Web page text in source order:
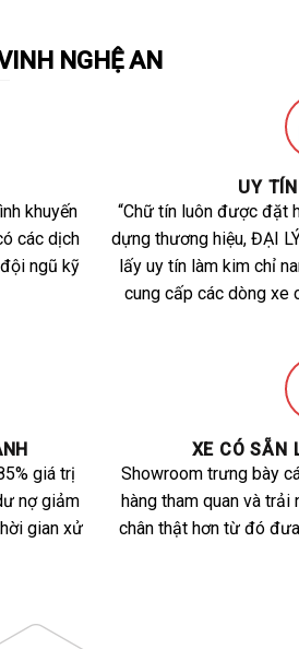
NGHỆ AN
khuyến
các dịch
ngũ kỹ
UY
“Chữ tín luôn được đặt
dựng thương hiệu, ĐẠI
lấy uy tín làm kim chỉ
cung cấp các dòng xe
giá trị
nợ giảm
gian xử
XE CÓ SẴN
Showroom trưng bày
hàng tham quan và
chân thật hơn từ đó